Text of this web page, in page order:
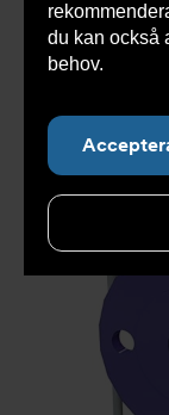
du kan också
behov.
här:
Skyddsdon AT